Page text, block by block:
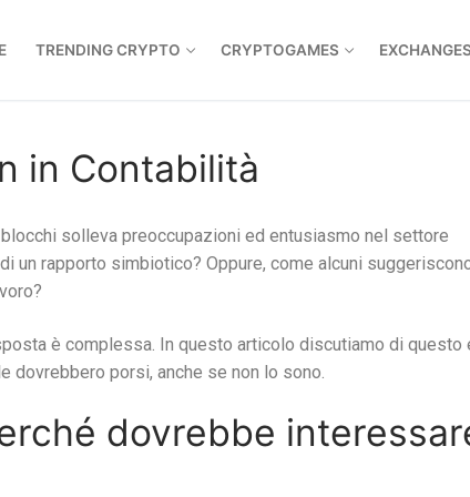
TRENDING CRYPTO CRYPTOGAMES EXCHANGES
in Contabilità
solleva preoccupazioni ed entusiasmo nel settore
un rapporto simbiotico? Oppure, come alcuni
è complessa. In questo articolo discutiamo di questo
porsi, anche se non lo sono.
dovrebbe